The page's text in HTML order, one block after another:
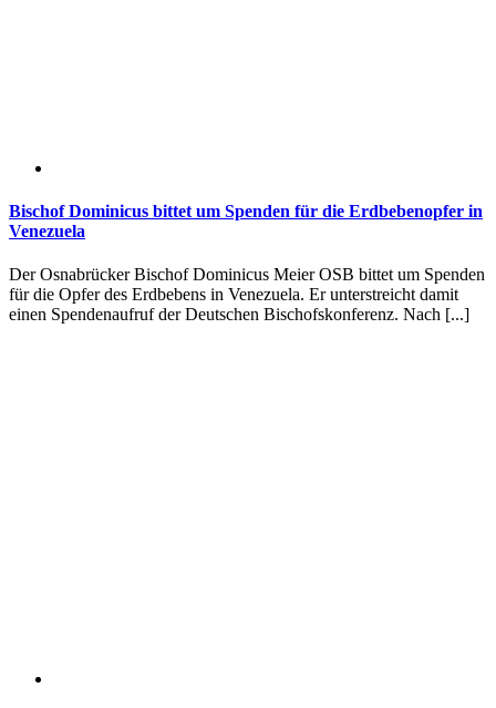
Bischof Dominicus bittet um Spenden für die Erdbebenopfer in
Venezuela
Der Osnabrücker Bischof Dominicus Meier OSB bittet um Spenden
für die Opfer des Erdbebens in Venezuela. Er unterstreicht damit
einen Spendenaufruf der Deutschen Bischofskonferenz. Nach [...]